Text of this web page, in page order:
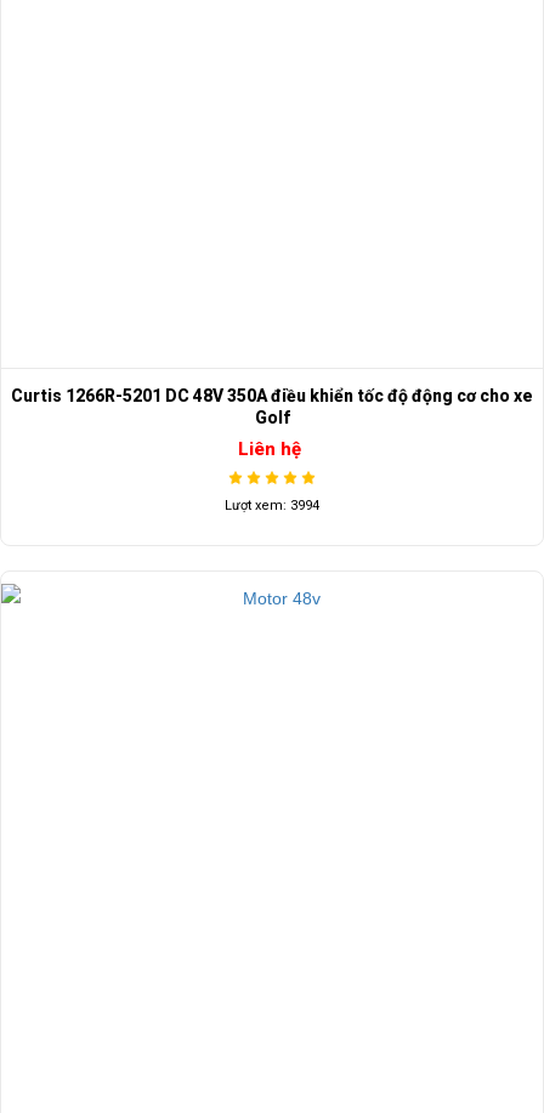
Curtis 1266R-5201 DC 48V 350A điều khiển tốc độ động cơ cho xe
Golf
Liên hệ
Lượt xem: 3994